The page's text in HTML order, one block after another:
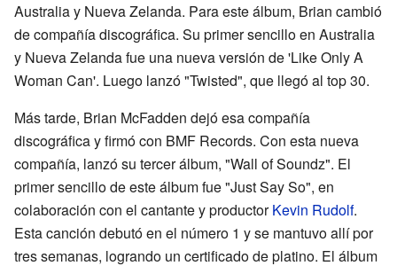
Australia y Nueva Zelanda. Para este álbum, Brian cambió
de compañía discográfica. Su primer sencillo en Australia
y Nueva Zelanda fue una nueva versión de 'Like Only A
Woman Can'. Luego lanzó "Twisted", que llegó al top 30.
Más tarde, Brian McFadden dejó esa compañía
discográfica y firmó con BMF Records. Con esta nueva
compañía, lanzó su tercer álbum, "Wall of Soundz". El
primer sencillo de este álbum fue "Just Say So", en
colaboración con el cantante y productorKevin Rudolf.
Esta canción debutó en el número 1 y se mantuvo allí por
tres semanas, logrando un certificado de platino. El álbum